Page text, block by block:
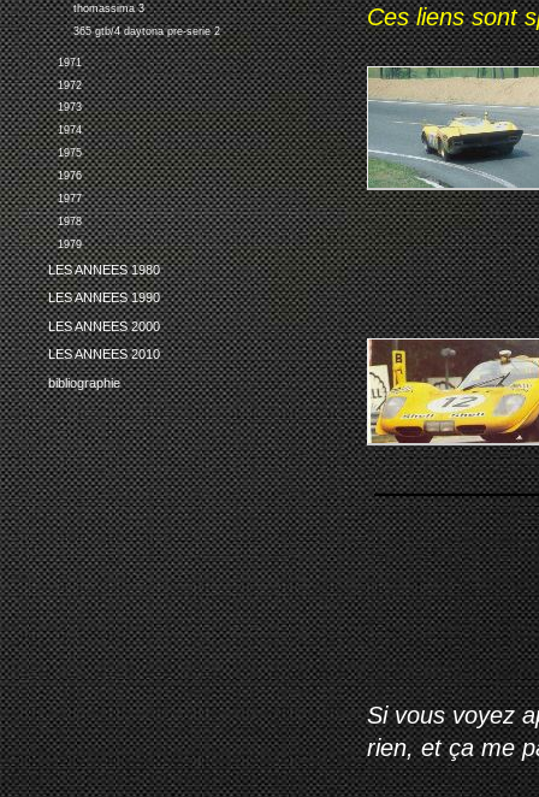
thomassima 3
365 gtb/4 daytona pre-serie 2
1971
1972
1973
1974
1975
1976
1977
1978
1979
LES ANNEES 1980
LES ANNEES 1990
LES ANNEES 2000
LES ANNEES 2010
bibliographie
Ces liens sont
Si vous voyez
rien, et ça me